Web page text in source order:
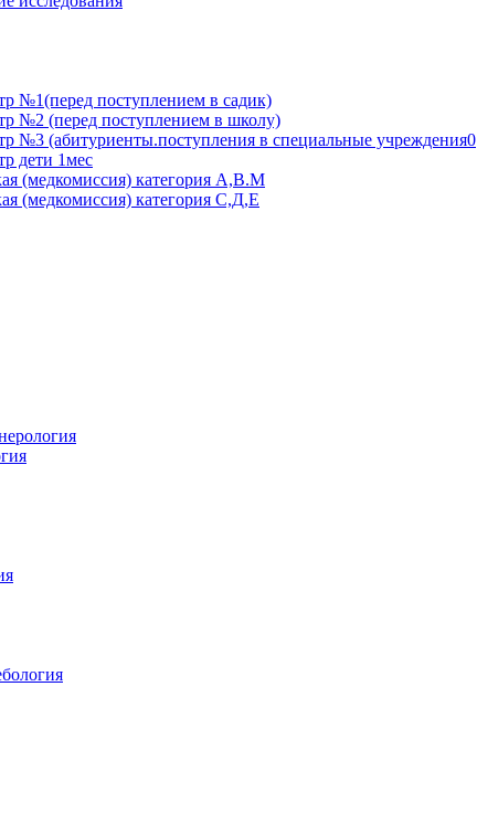
№1(перед поступлением в садик)
№2 (перед поступлением в школу)
№3 (абитуриенты.поступления в специальные учреждения0
дети 1мес
(медкомиссия) категория А,В.М
(медкомиссия) категория С,Д,Е